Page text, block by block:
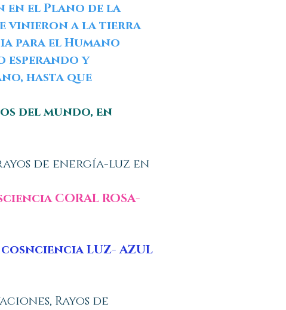
en el Plano de la
vinieron a la tierra
para el Humano
esperando y
hasta que
del mundo, en
de energía-luz en
CORAL ROSA-
LUZ- AZUL
Rayos de